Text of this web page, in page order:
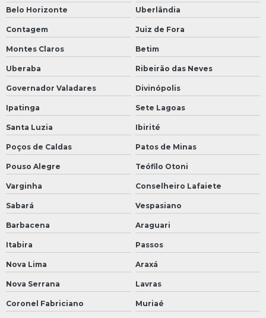
Belo Horizonte
Uberlândia
Contagem Juiz de Fora
Montes Claros Betim
Uberaba Ribeirão das Neves
Governador Valadares Divinópolis
Ipatinga Sete Lagoas
Santa Luzia Ibirité
Poços de Caldas Patos de Minas
Pouso Alegre Teófilo Otoni
Varginha Conselheiro Lafaiete
Sabará Vespasiano
Barbacena Araguari
Itabira Passos
Nova Lima Araxá
Nova Serrana Lavras
Coronel Fabriciano Muriaé